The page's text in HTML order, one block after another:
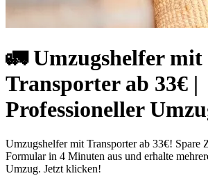
🚛 Umzugshelfer mit
Transporter ab 33€ |
Professioneller
Umzugshelfer mit Transporter ab 33€! Spare
Formular in 4 Minuten aus und erhalte
Umzug. Jetzt klicken!